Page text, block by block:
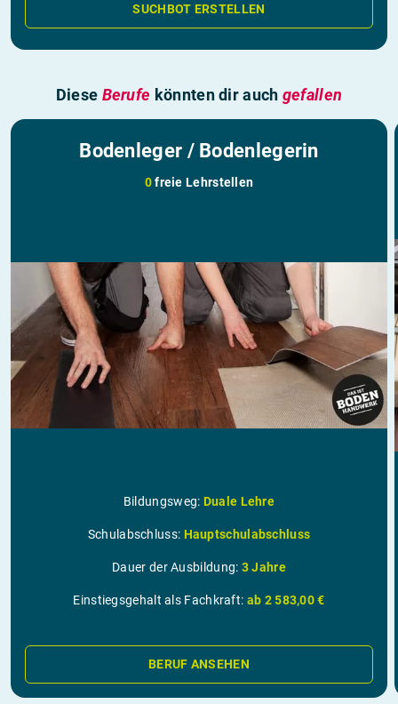
SUCHBOT ERSTELLEN
Diese Berufe könnten dir auch gefallen
Bodenleger / Bodenlegerin
0freie Lehrstellen
Bildungsweg: Duale Lehre
Schulabschluss: Hauptschulabschluss
Dauer der Ausbildung: 3 Jahre
Einstiegsgehalt als Fachkraft: ab 2 583,00 €
BERUF ANSEHEN